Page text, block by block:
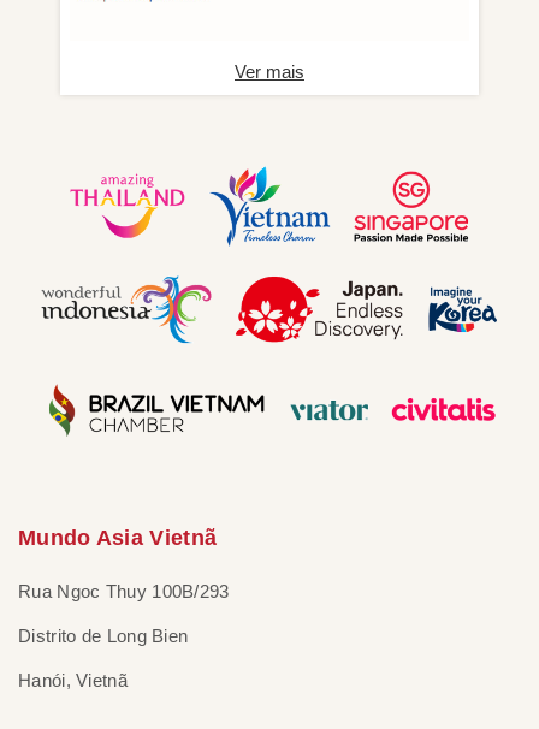
Ver mais
Mundo Asia Vietnã
Rua Ngoc Thuy 100B/293
Distrito de Long Bien
Hanói, Vietnã